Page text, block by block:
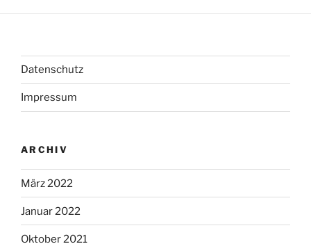
Datenschutz
Impressum
ARCHIV
März 2022
Januar 2022
Oktober 2021